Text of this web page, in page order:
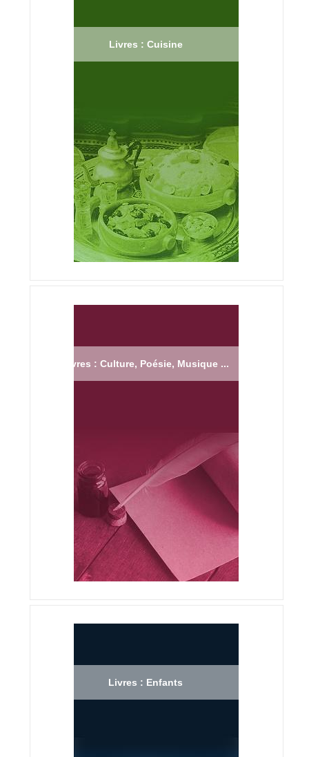
Livres : Cuisine
Livres : Culture, Poésie, Musique ...
Livres : Enfants